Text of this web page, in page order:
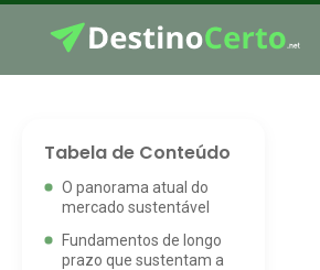
Tabela de Conteúdo
O panorama atual do
mercado sustentável
Fundamentos de longo
prazo que sustentam a